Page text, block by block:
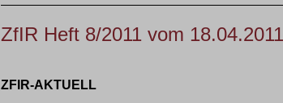
ZfIR Heft 8/2011 vom 18.04.2011
ZFIR-AKTUELL